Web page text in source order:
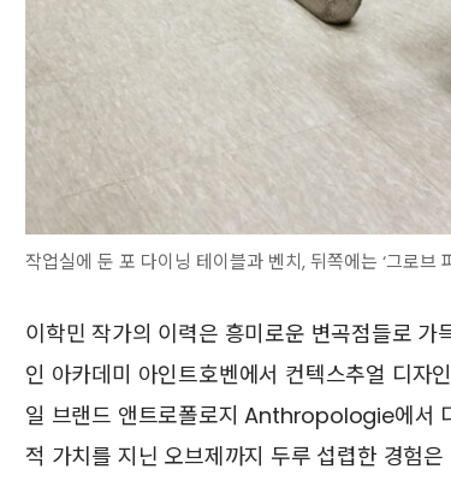
작업실에 둔 포 다이닝 테이블과 벤치, 뒤쪽에는 ‘그로
이학민 작가의 이력은 흥미로운 변곡점들로
인 아카데미 아인트호벤에서 컨텍스추얼 디자
일 브랜드 앤트로폴로지 Anthropologie에서
적 가치를 지닌 오브제까지 두루 섭렵한 경험